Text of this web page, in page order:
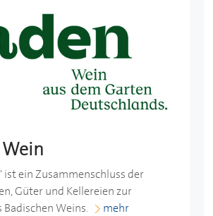
ist ein Zusammenschluss der
Güter und Kellereien zur
Weins.
mehr